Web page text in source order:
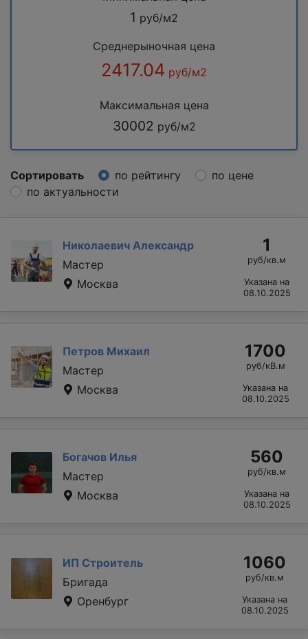
1 руб/м2
Среднерыночная цена
2417.04 руб/м2
Максимальная цена
30002 руб/м2
Сортировать по рейтингу
по цене
по актуальности
Николаевич Александр
Мастер
Москва
1
руб/кв.м
Указана на
08.10.2025
Петров Михаил
Мастер
Москва
1700
руб/кВ.м
Указана на
08.10.2025
Богачов Илья
Мастер
Москва
560
руб/кв.м
Указана на
08.10.2025
ИП Строитель
Бригада
Оренбург
1060
руб/кв.м
Указана на
08.10.2025